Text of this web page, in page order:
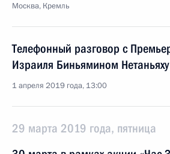
Москва, Кремль
Телефонный разговор с
Израиля Биньямином Нетаньяху
1 апреля 2019 года, 13:00
29 марта 2019 года, пятница